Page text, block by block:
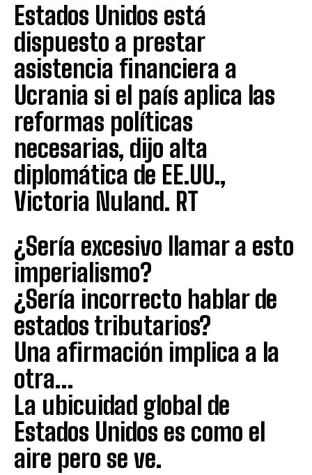
Estados Unidos está
dispuesto a prestar
asistencia financiera a
Ucrania si el país aplica las
reformas políticas
necesarias, dijo alta
diplomática de EE.UU.,
Victoria Nuland. RT
¿Sería excesivo llamar a esto
imperialismo?
¿Sería incorrecto hablar de
estados tributarios?
Una afirmación implica a la
otra…
La ubicuidad global de
Estados Unidos es como el
aire pero se ve.